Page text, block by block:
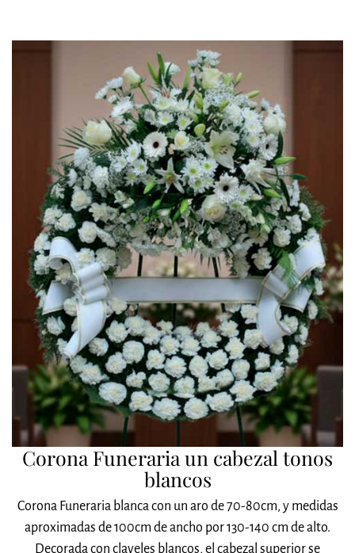
Corona Funeraria un cabezal tonos
blancos
Corona Funeraria blanca con un aro de 70-80cm, y medidas
aproximadas de 100cm de ancho por 130-140 cm de alto.
Decorada con claveles blancos, el cabezal superior se